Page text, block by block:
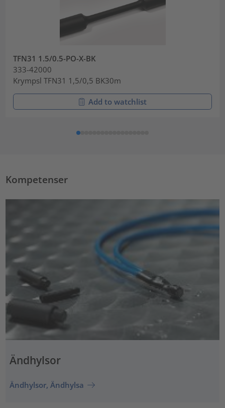
TFN31 1.5/0.5-PO-X-BK
333-42000
Krympsl TFN31 1,5/0,5 BK30m
Add to watchlist
Kompetenser
Ändhylsor
Ändhylsor, Ändhylsa